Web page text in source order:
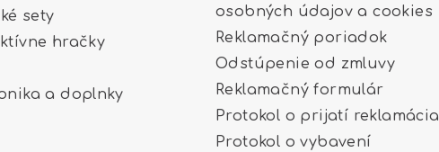
sety
hračky
a doplnky
osobných údajov a cookies
Reklamačný poriadok
Odstúpenie od zmluvy
Reklamačný formulár
Protokol o prijatí reklamácia
Protokol o vybavení